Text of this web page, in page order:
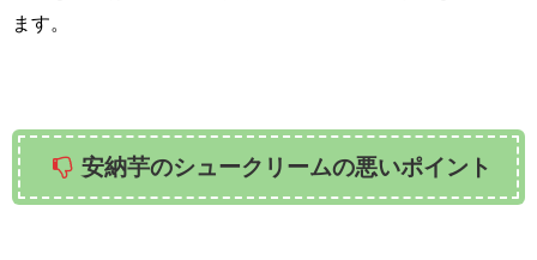
ます。
安納芋のシュークリームの悪いポイント